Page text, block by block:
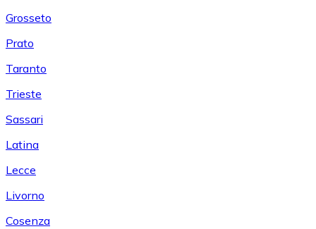
Grosseto
Prato
Taranto
Trieste
Sassari
Latina
Lecce
Livorno
Cosenza